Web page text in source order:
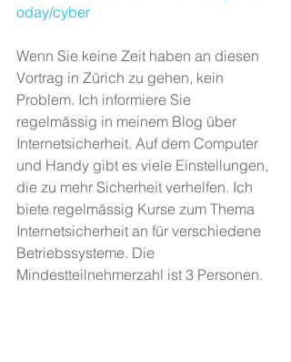
oday/cyber
Wenn Sie keine Zeit haben an diesen
Vortrag in Zürich zu gehen, kein
Problem. Ich informiere Sie
regelmässig in meinem Blog über
Internetsicherheit. Auf dem Computer
und Handy gibt es viele Einstellungen,
die zu mehr Sicherheit verhelfen. Ich
biete regelmässig Kurse zum Thema
Internetsicherheit an für verschiedene
Betriebssysteme. Die
Mindestteilnehmerzahl ist 3 Personen.